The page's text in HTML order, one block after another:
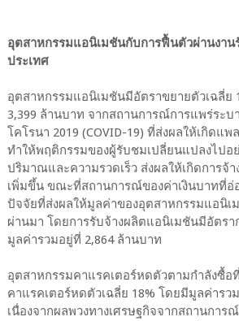
อุตสาหกรรมแอนิเมชันกับการฟื้นตัวผ่านงาน
ประเทศ
อุตสาหกรรมแอนิเมชันมีอัตราขยายตัวเฉลี่ย
3,399 ล้านบาท จากสถานการณ์การแพร่ระบ
โคโรนา 2019 (COVID-19) ที่ส่งผลให้เกิดแ
ทำให้พฤติกรรมของผู้รับชมเปลี่ยนแปลงไปอ
ปริมาณและความรวดเร็ว ส่งผลให้เกิดการจ้า
เพิ่มขึ้น ขณะที่สถานการณ์ของค่าเงินบาทที่อ่
ปัจจัยที่ส่งผลให้มูลค่าของอุตสาหกรรมแอนิเ
ผ่านมา โดยการรับจ้างผลิตแอนิเมชันมีอัตรา
มูลค่ารวมอยู่ที่ 2,864 ล้านบาท
อุตสาหกรรมคาแรคเตอร์หดตัวตามกำลังซื้อ
คาแรคเตอร์หดตัวเฉลี่ย 18% โดยมีมูลค่ารว
เนื่องจากผลพวงทางเศรษฐกิจจากสถานการ